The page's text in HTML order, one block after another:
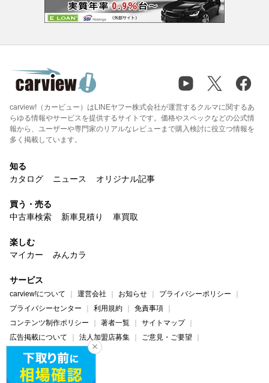
carview!（カービュー）はLINEヤフー株式会社が運営するクルマに関するあ
らゆる情報やサービスを提供するサイトです。価格やスペックなどの公式情
報から、ユーザーや専門家のリアルなレビューまで購入検討に役立つ情報を
多く掲載しています。
知る
カタログ
ニュース オリジナル記事
買う・売る
中古車検索
新車見積り 車買取
楽しむ
マイカー
みんカラ
サービス
carview!について 運営会社 お知らせ
プライバシーポリシー
プライバシーセンター
利用規約
免責事項
コンテンツ制作ポリシー
著者一覧
サイトマップ
広告掲載について
法人加盟店募集
ご意見・ご要望
ヘルプ・お問い合わせ
carview! Yahoo! JAPAN